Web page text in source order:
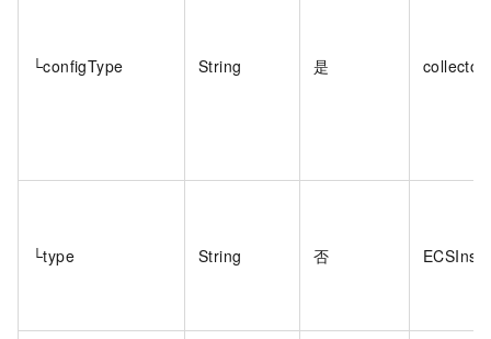
└configType String 是
└type String 否